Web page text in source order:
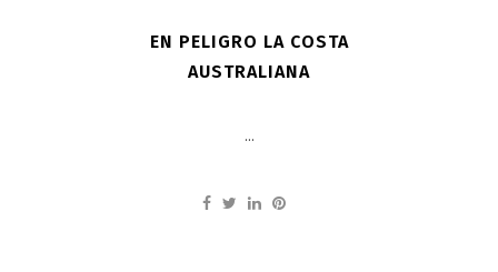
EN PELIGRO LA COSTA
AUSTRALIANA
...